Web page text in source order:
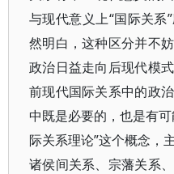
与现代意义上“国际关系
然明白，这种区分并不
政治日益走向后现代模
前现代国际关系中的政
中既是必要的，也是有
际关系理论”这个概念，
诸侯间关系、宗藩关系